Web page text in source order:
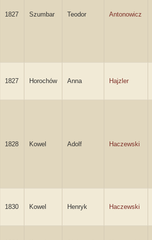
1827 Szumbar Teodor Antonowicz
1827 Horochów Anna Hajzler
1828 Kowel Adolf Haczewski
1830 Kowel Henryk Haczewski